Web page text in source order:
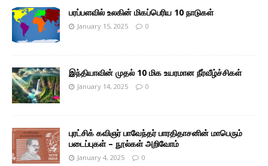
பரப்பளவில் உலகின் மிகப்பெரிய 10 நாடுகள்
January 15, 2025 0
இந்தியாவின் முதல் 10 மிக உயரமான நீர்வீழ்ச்சிகள்
January 14, 2025 0
புரட்சிக் கவிஞர் பாவேந்தர் பாரதிதாசனின் மாபெரும்
படைப்புகள் – நூல்கள் அறிவோம்
January 4, 2025 0